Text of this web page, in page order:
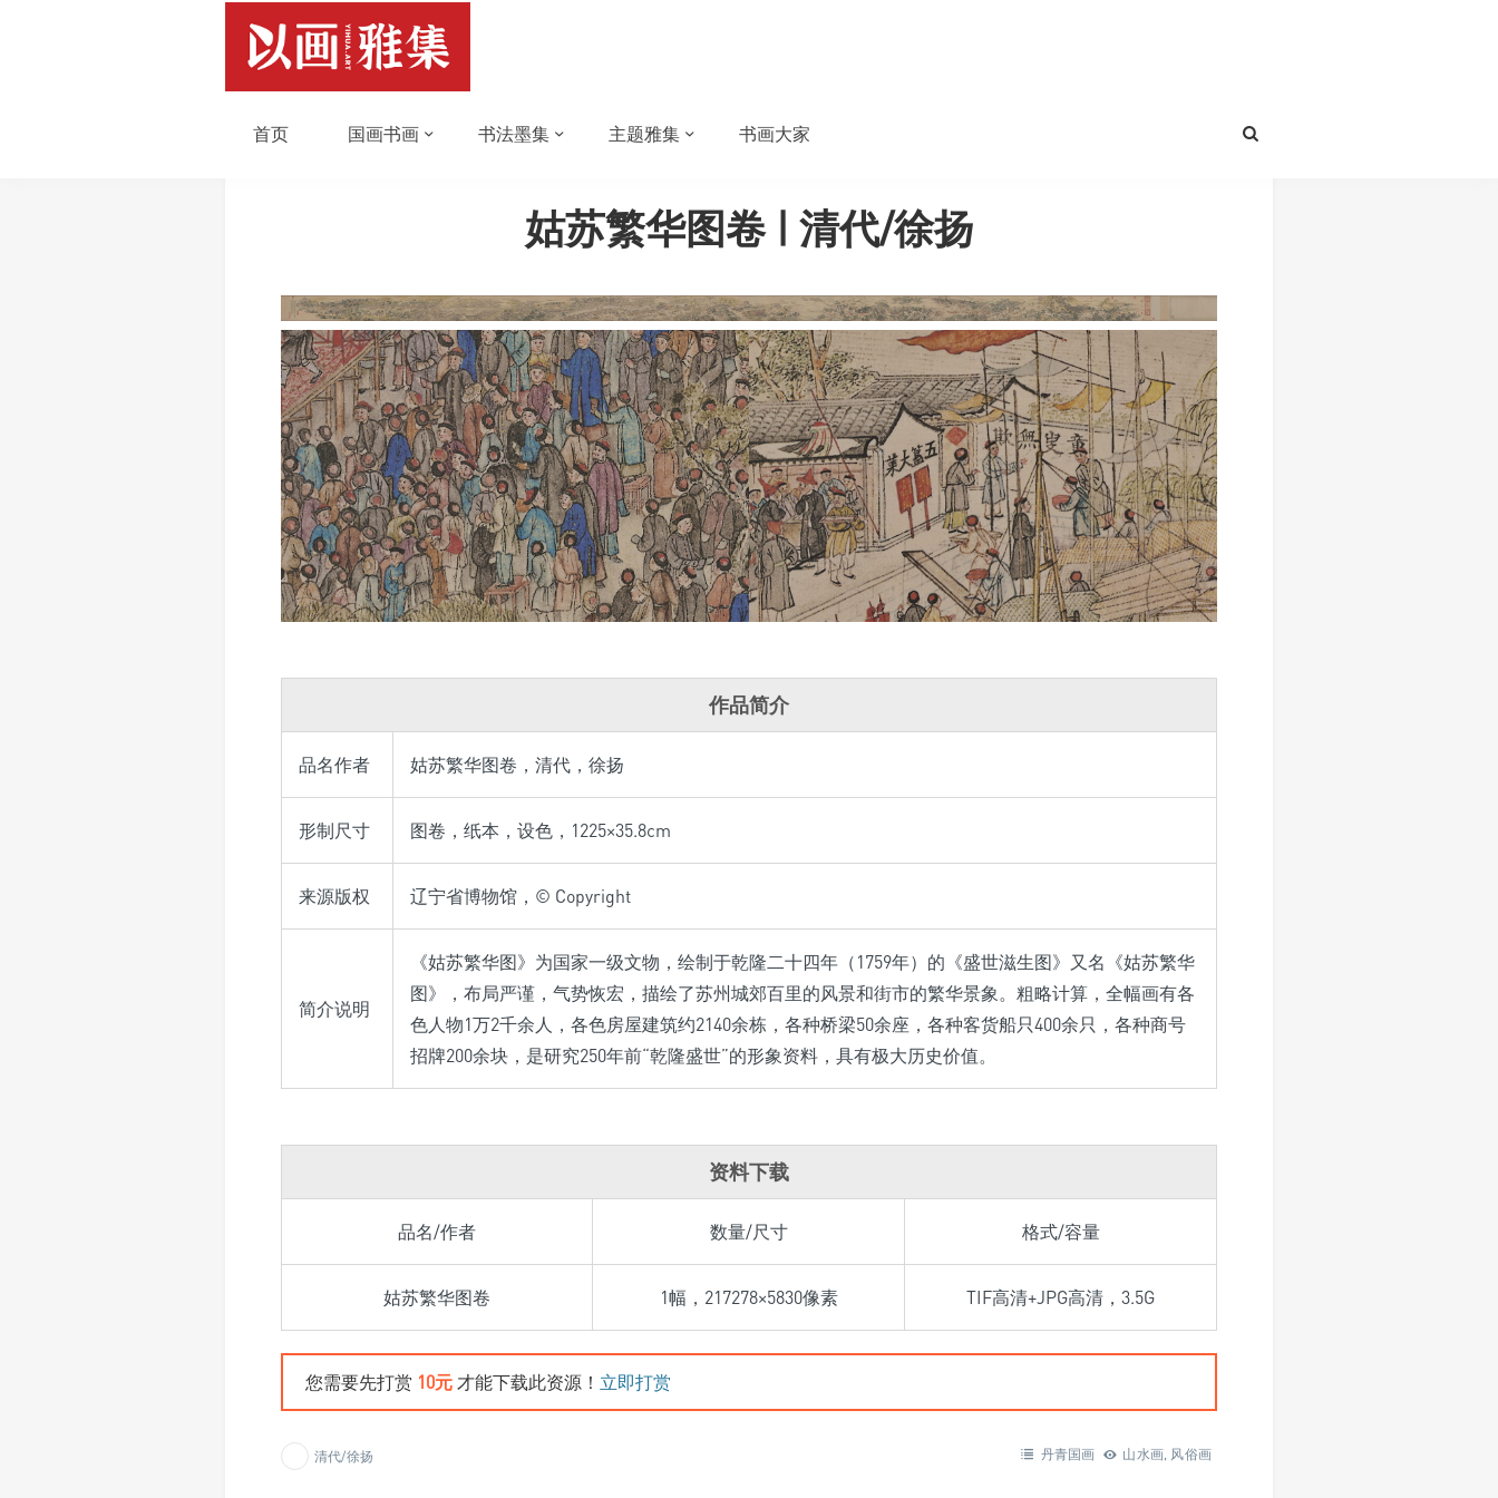
首页 国画书画 书法墨集 主题雅集 书画大家
姑苏繁华图卷 | 清代/徐扬
作品简介
品名作者 姑苏繁华图卷，清代，徐扬
形制尺寸 图卷，纸本，设色，1225×35.8cm
来源版权 辽宁省博物馆，© Copyright
简介说明
《姑苏繁华图》为国家一级文物，绘制于乾隆二十四年（1759年）的《盛世滋生图》又名《姑苏繁华
图》，布局严谨，气势恢宏，描绘了苏州城郊百里的风景和街市的繁华景象。粗略计算，全幅画有各
色人物1万2千余人，各色房屋建筑约2140余栋，各种桥梁50余座，各种客货船只400余只，各种商号
招牌200余块，是研究250年前“乾隆盛世”的形象资料，具有极大历史价值。
资料下载
品名/作者 数量/尺寸 格式/容量
姑苏繁华图卷 1幅，217278×5830像素 TIF高清+JPG高清，3.5G
您需要先打赏 10元 才能下载此资源！ 立即打赏
清代/徐扬 山水画, 风俗画
丹青国画